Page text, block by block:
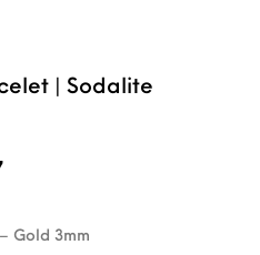
| Sodalite
prijs
Huidige prijs is:
Gold 3mm